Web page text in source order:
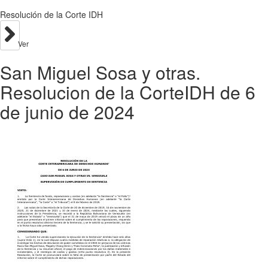
Resolución de la Corte IDH
Ver
San Miguel Sosa y otras.
Resolucion de la CorteIDH de 6
de junio de 2024